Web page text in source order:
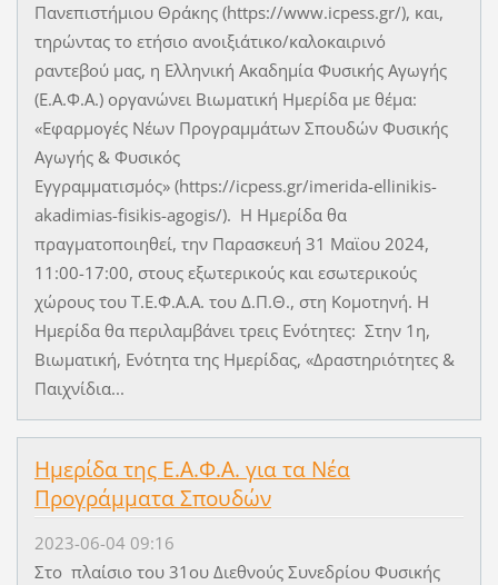
Πανεπιστήμιου Θράκης (https://www.icpess.gr/), και,
τηρώντας το ετήσιο ανοιξιάτικο/καλοκαιρινό
ραντεβού μας, η Ελληνική Ακαδημία Φυσικής Αγωγής
(Ε.Α.Φ.Α.) οργανώνει Βιωματική Ημερίδα με θέμα:
«Εφαρμογές Νέων Προγραμμάτων Σπουδών Φυσικής
Αγωγής & Φυσικός
Εγγραμματισμός» (https://icpess.gr/imerida-ellinikis-
akadimias-fisikis-agogis/). Η Ημερίδα θα
πραγματοποιηθεί, την Παρασκευή 31 Μαϊου 2024,
11:00-17:00, στους εξωτερικούς και εσωτερικούς
χώρους του Τ.Ε.Φ.Α.Α. του Δ.Π.Θ., στη Κομοτηνή. Η
Ημερίδα θα περιλαμβάνει τρεις Ενότητες: Στην 1η,
Βιωματική, Ενότητα της Ημερίδας, «Δραστηριότητες &
Παιχνίδια...
Ημερίδα της Ε.Α.Φ.Α. για τα Νέα
Προγράμματα Σπουδών
2023-06-04 09:16
Στο πλαίσιο του 31ου Διεθνούς Συνεδρίου Φυσικής